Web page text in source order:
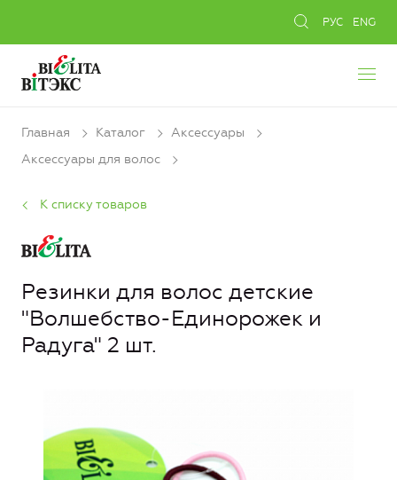
РУС ENG
Главная Каталог
Аксессуары
Аксессуары для волос
К списку товаров
Резинки для волос детские
"Волшебство-Единорожек и
Радуга" 2 шт.